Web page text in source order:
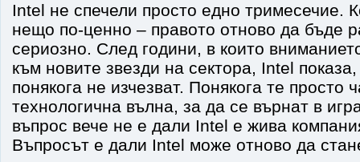
Intel не спечели просто едно тримесечие.
нещо по-ценно – правото отново да бъде
сериозно. След години, в които
към новите звезди на сектора, Intel
понякога не изчезват. Понякога те просто
технологична вълна, за да се върнат в
въпрос вече не е дали Intel е жива
Въпросът е дали Intel може отново да